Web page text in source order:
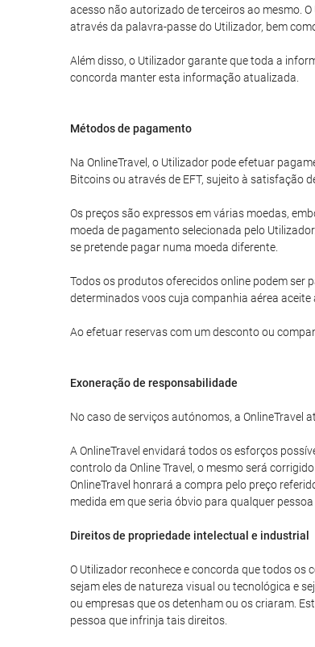
acesso não autorizado de terceiros ao mesmo.
através da palavra-passe do Utilizador, bem
Além disso, o Utilizador garante que toda a
concorda manter esta informação atualizada.
Métodos de pagamento
Na OnlineTravel, o Utilizador pode efetuar
Bitcoins ou através de EFT, sujeito à satisfação
Os preços são expressos em várias moedas,
moeda de pagamento selecionada pelo
se pretende pagar numa moeda diferente.
Todos os produtos oferecidos online podem ser
determinados voos cuja companhia aérea
Ao efetuar reservas com um desconto ou
Exoneração de responsabilidade
No caso de serviços autónomos, a OnlineTravel
A OnlineTravel envidará todos os esforços
controlo da Online Travel, o mesmo será
OnlineTravel honrará a compra pelo preço
medida em que seria óbvio para qualquer
Direitos de propriedade intelectual e industrial
O Utilizador reconhece e concorda que todos os
sejam eles de natureza visual ou tecnológica e
ou empresas que os detenham ou os criaram.
pessoa que infrinja tais direitos.